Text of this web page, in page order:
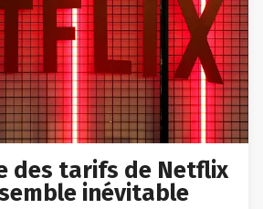
des tarifs de Netflix
inévitable